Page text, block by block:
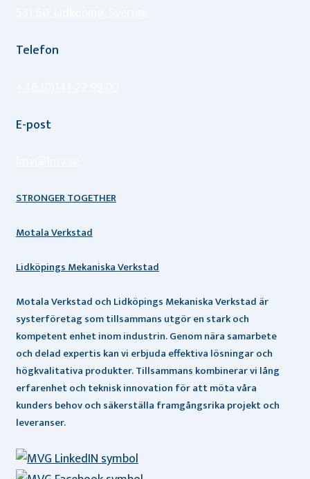
Telefon
E-post
STRONGER TOGETHER
Motala Verkstad
Lidköpings Mekaniska Verkstad
Motala Verkstad och Lidköpings Mekaniska Verkstad är
systerföretag som tillsammans utgör en stark och
kompetent enhet inom industrin. Genom nära samarbete
och delad expertis kan vi erbjuda effektiva lösningar och
högkvalitativa produkter. Tillsammans kombinerar vi lång
erfarenhet och teknisk innovation för att möta våra
kunders behov och säkerställa framgångsrika projekt och
leveranser.